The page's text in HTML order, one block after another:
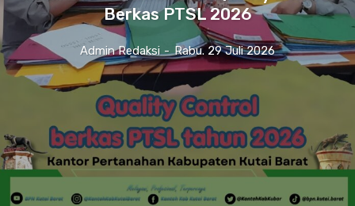
Berkas PTSL 2026
Admin Redaksi - Rabu. 29 Juli 2026